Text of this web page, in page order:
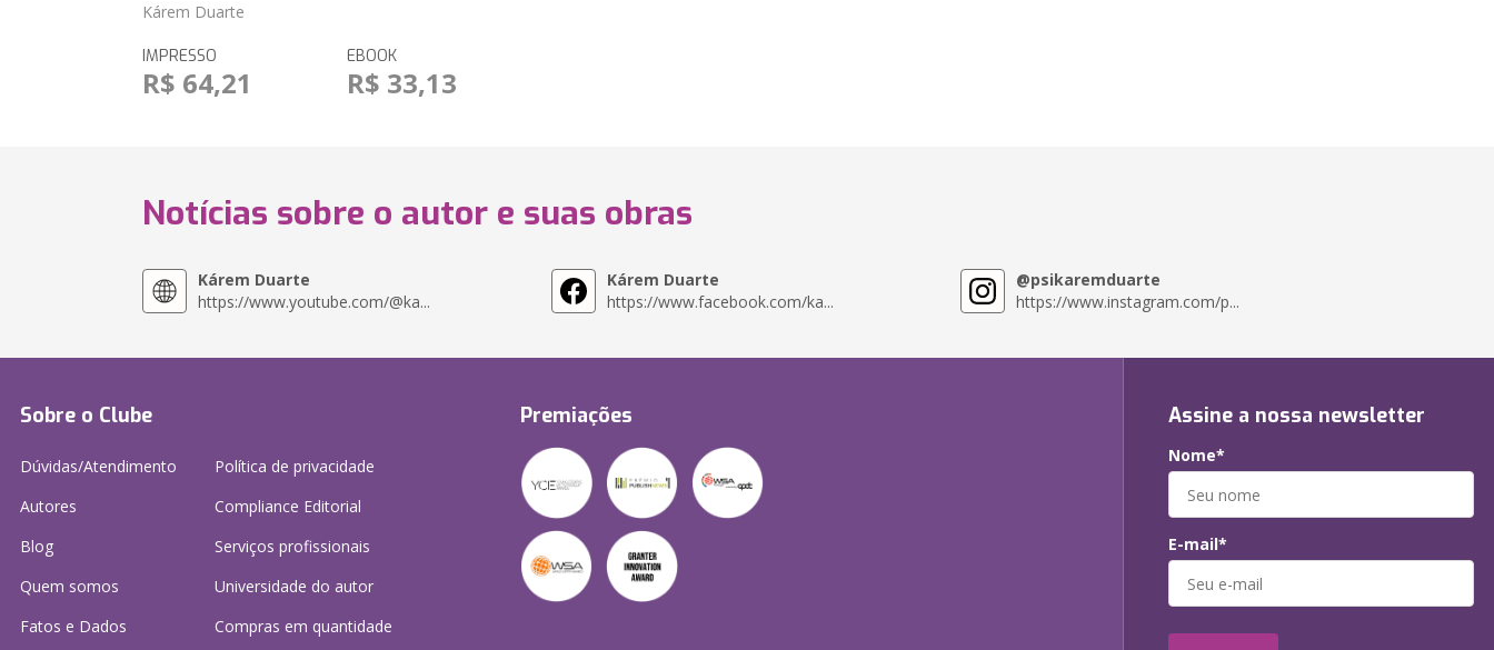
Kárem Duarte
IMPRESSO
R$ 64,21
EBOOK
R$ 33,13
Notícias sobre o autor e suas obras
Kárem Duarte
https://www.youtube.com/@ka...
Kárem Duarte
https://www.facebook.com/ka...
@psikaremduarte
https://www.instagram.com/p...
Sobre o Clube
Dúvidas/Atendimento
Autores
Blog
Quem somos
Fatos e Dados
Política de privacidade
Compliance Editorial
Serviços profissionais
Universidade do autor
Compras em quantidade
Premiações Assine a nossa newsletter
Nome*
E-mail*